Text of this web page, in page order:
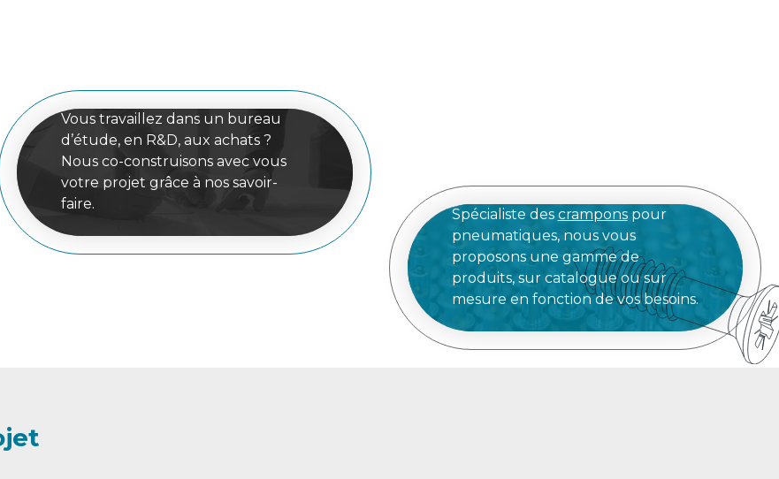
Vous travaillez dans un bureau
d’étude, en R&D, aux achats ?
Nous co-construisons avec vous
votre projet grâce à nos savoir-
faire.
Spécialiste des cramponspour
pneumatiques, nous vous
proposons une gamme de
produits, sur catalogue ou sur
mesure en fonction de vos besoins.